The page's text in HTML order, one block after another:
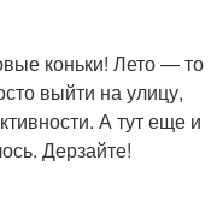
коньки! Лето — то
выйти на улицу,
А тут еще и
Дерзайте!